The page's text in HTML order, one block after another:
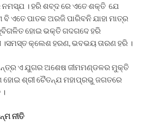
ନମସ୍ଯ । ହରି ଶବ୍ଦ ରେ ଏତେ ଶକ୍ତି ଯେ
ଏତେ ପାତକ ଅରଜି ପାରିବନି ଯାହା ମାତ୍ର
ହୋଇ ଭକ୍ତି ଗଦଗଦେ ହରି
।ସମସ୍ତ କ୍ଲେଶ ହରଣ, ଭବଭୟ ତାରଣ ହରି ।
ଏ ଯୁଗର ଅଶେଷ ଜୀମମଣ୍ଡଳର ମୁକ୍ତି
ହୋଇ ଶ୍ରୀ ଚୈତନ୍ଯ ମହାପ୍ରଭୁ ଜଗତରେ
ନୀତି